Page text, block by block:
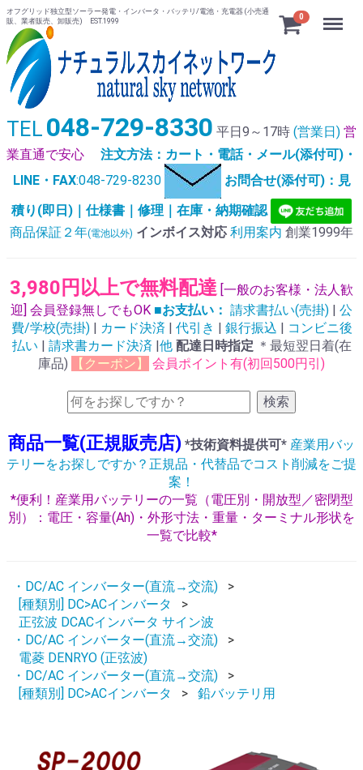
オフグリッド独立型ソーラー発電・インバータ・バッテリ/電池・充電器 (小売通
販、業者販売、卸販売) EST.1999
0 Menu
TEL 048-729-8330 平日9～17時 (営業日) 営
業直通で安心
注文方法：カート・電話・メール(添付可)・
LINE・FAX:048-729-8230
お問合せ(添付可)：見
積り(即日)｜仕様書｜修理｜在庫・納期確認
商品保証２年(電池以外) インボイス対応 利用案内 創業1999年
3,980円以上で無料配達 [一般のお客様・法人歓
迎] 会員登録無しでもOK ■お支払い： 請求書払い(売掛) | 公
費/学校(売掛) | カード決済 | 代引き | 銀行振込 | コンビニ後
払い | 請求書カード決済 |他 配達日時指定 ＊最短翌日着(在
庫品)
【クーポン】 会員ポイント有(初回500円引)
検索
商品一覧(正規販売店) *技術資料提供可* 産業用バッ
テリーをお探しですか？正規品・代替品でコスト削減をご提
案！
*便利！産業用バッテリーの一覧（電圧別・開放型／密閉型
別）：電圧・容量(Ah)・外形寸法・重量・ターミナル形状を
一覧で比較*
・DC/AC インバーター(直流→交流)
[種類別] DC>ACインバータ
正弦波 DCACインバータ サイン波
・DC/AC インバーター(直流→交流)
電菱 DENRYO (正弦波)
・DC/AC インバーター(直流→交流)
[種類別] DC>ACインバータ
鉛バッテリ用